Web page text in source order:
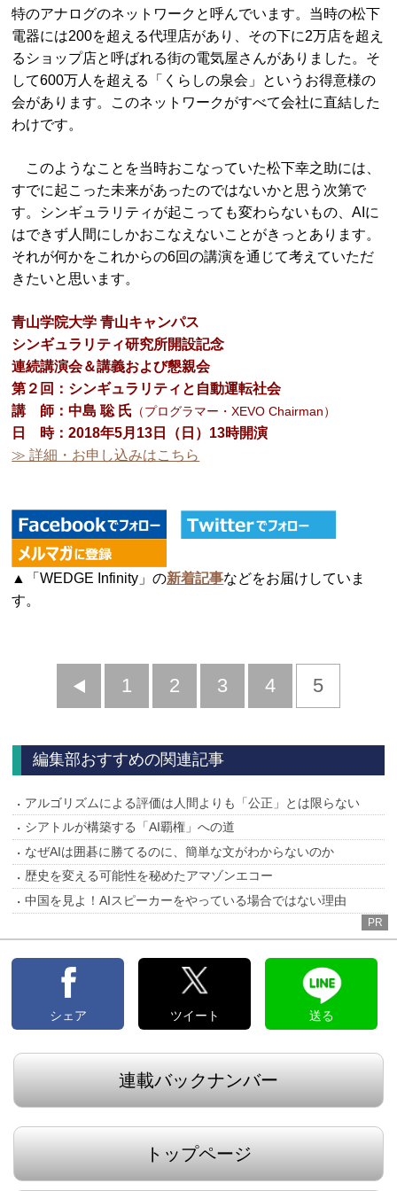
特のアナログのネットワークと呼んでいます。当時の松下
電器には200を超える代理店があり、その下に2万店を超え
るショップ店と呼ばれる街の電気屋さんがありました。そ
して600万人を超える「くらしの泉会」というお得意様の
会があります。このネットワークがすべて会社に直結した
わけです。
このようなことを当時おこなっていた松下幸之助には、
すでに起こった未来があったのではないかと思う次第で
す。シンギュラリティが起こっても変わらないもの、AIに
はできず人間にしかおこなえないことがきっとあります。
それが何かをこれからの6回の講演を通じて考えていただ
きたいと思います。
青山学院大学 青山キャンパス
シンギュラリティ研究所開設記念
連続講演会＆講義および懇親会
第２回：シンギュラリティと自動運転社会
講 師：中島 聡 氏 （プログラマー・XEVO Chairman）
日 時：2018年5月13日（日）13時開演
≫ 詳細・お申し込みはこちら
▲「WEDGE Infinity」の新着記事などをお届けしていま
す。
前
1 2 3 4 5
編集部おすすめの関連記事
アルゴリズムによる評価は人間よりも「公正」とは限らない
シアトルが構築する「AI覇権」への道
なぜAIは囲碁に勝てるのに、簡単な文がわからないのか
歴史を変える可能性を秘めたアマゾンエコー
中国を見よ！AIスピーカーをやっている場合ではない理由
PR
シェア ツイート 送る
連載バックナンバー
トップページ